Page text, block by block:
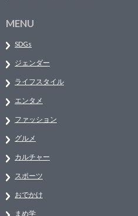
MENU
SDGs
ジェンダー
ライフスタイル
エンタメ
ファッション
グルメ
カルチャー
スポーツ
おでかけ
まめ学